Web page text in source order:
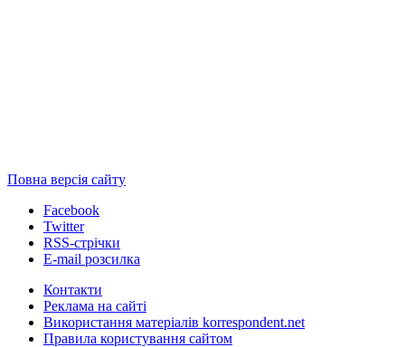
Повна версія сайту
Facebook
Twitter
RSS-стрічки
E-mail розсилка
Контакти
Реклама на сайті
Використання матеріалів korrespondent.net
Правила користування сайтом